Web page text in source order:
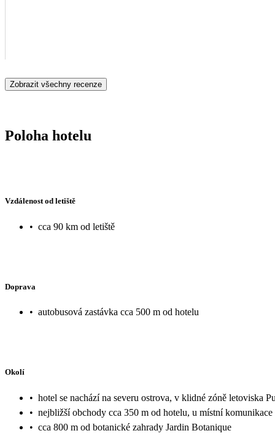
Zobrazit všechny recenze
Poloha hotelu
Vzdálenost od letiště
• cca 90 km od letiště
Doprava
• autobusová zastávka cca 500 m od hotelu
Okolí
• hotel se nachází na severu ostrova, v klidné zóně letoviska
• nejbližší obchody cca 350 m od hotelu, u místní komunikace
• cca 800 m od botanické zahrady Jardin Botanique